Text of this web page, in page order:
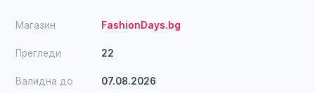
Магазин FashionDays.bg
Прегледи 22
Валидна до 07.08.2026